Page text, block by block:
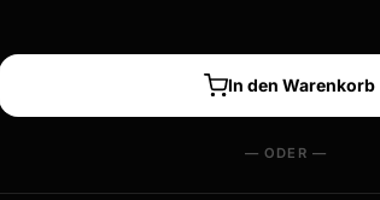
In den Warenkorb
— ODER —